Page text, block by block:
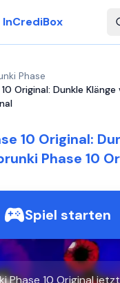
Phase
Original: Dunkle
10 Original:
Phase 10
Spiel starten
Phase 10 Original